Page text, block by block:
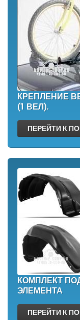
КРЕПЛЕНИЕ
(1 ВЕЛ).
ПЕРЕЙТИ К
КОМПЛЕКТ
ЭЛЕМЕНТА
ПЕРЕЙТИ К